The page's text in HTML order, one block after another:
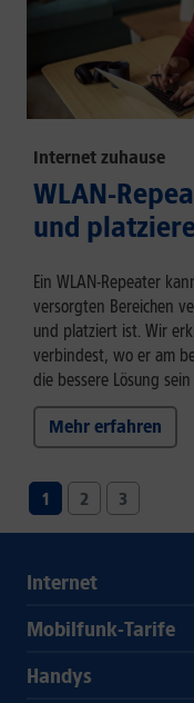
Internet zuhause
WLAN-
und
Ein WLAN-Repeater
versorgten Bereichen
und platziert ist. Wir
verbindest, wo er am
die bessere Lösung
Mehr erfahren
1 2 3
Internet
Mobilfunk-Tarife
Handys